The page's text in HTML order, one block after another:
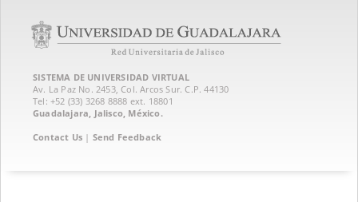
SISTEMA DE UNIVERSIDAD VIRTUAL
Av. La Paz No. 2453, Col. Arcos Sur. C.P. 44130
Tel: +52 (33) 3268 8888‏ ext. 18801
Guadalajara, Jalisco, México.
Contact Us | Send Feedback